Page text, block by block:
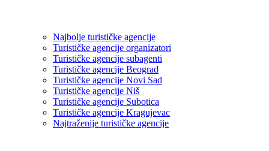
Najbolje turističke agencije
Turističke agencije organizatori
Turističke agencije subagenti
Turističke agencije Beograd
Turističke agencije Novi Sad
Turističke agencije Niš
Turističke agencije Subotica
Turističke agencije Kragujevac
Najtraženije turističke agencije